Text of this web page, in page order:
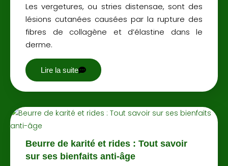
Les vergetures, ou stries distensae, sont des
lésions cutanées causées par la rupture des
fibres de collagène et d’élastine dans le
derme.
Lire la suite
Beurre de karité et rides : Tout savoir
sur ses bienfaits anti-âge